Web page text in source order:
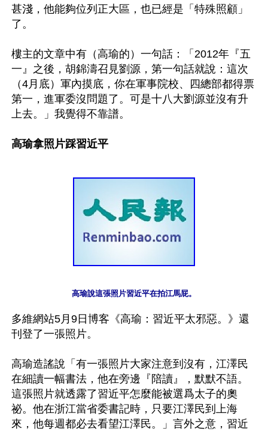
甚淺，他能夠位列正大區，也已經是「特殊照顧」
了。
樓主的文章中有（高瑜的）一句話：「2012年『五
一』之後，胡錦濤召見劉源，第一句話就說：這次
（4月底）軍內摸底，你在軍事院校、四總部都得票
第一，進軍委沒問題了。可是十八大劉源並沒有升
上去。」我覺得不靠譜。
高瑜拿照片踩習近平
高瑜說這張照片習近平在拍江馬屁。
多維網站5月9日博客《高瑜：習近平太邪惡。》還
刊登了一張照片。
高瑜造謠說「有一張照片大家注意到沒有，江澤民
在細讀一幅書法，他在旁邊『陪讀』，默默不語。
這張照片就透露了習近平怎麼能被選爲太子的奧
祕。他在浙江當省委書記時，只要江澤民到上海
來，他每週都必去看望江澤民。」言外之意，習近